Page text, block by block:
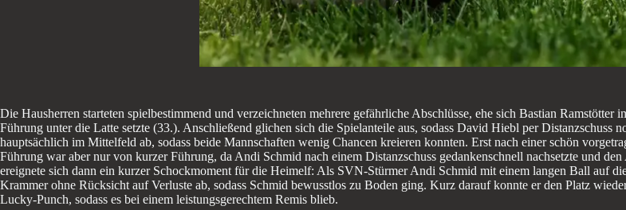
Die Hausherren starteten spielbestimmend und verzeichneten mehrere gefährliche Abschlüsse, ehe sich Bastian
Führung unter die Latte setzte (33.). Anschließend glichen sich die Spielanteile aus, sodass David Hiebl per Distanzschuss
hauptsächlich im Mittelfeld ab, sodass beide Mannschaften wenig Chancen kreieren konnten. Erst nach einer schön
Führung war aber nur von kurzer Führung, da Andi Schmid nach einem Distanzschuss gedankenschnell nachsetzte und
ereignete sich dann ein kurzer Schockmoment für die Heimelf: Als SVN-Stürmer Andi Schmid mit einem langen Ball auf
Krammer ohne Rücksicht auf Verluste ab, sodass Schmid bewusstlos zu Boden ging. Kurz darauf konnte er den Platz
Lucky-Punch, sodass es bei einem leistungsgerechtem Remis blieb.